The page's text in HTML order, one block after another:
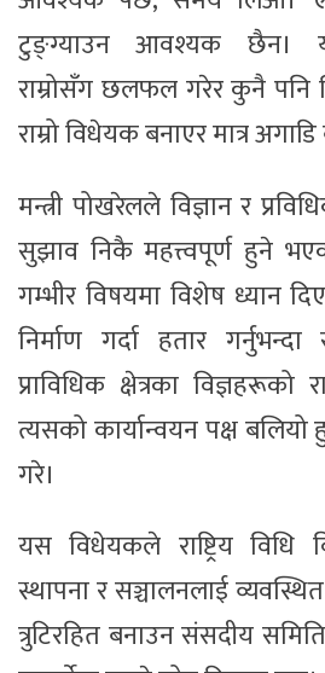
टुङ्ग्याउन आवश्यक छैन।
राम्रोसँग छलफल गरेर कुनै पनि
राम्रो विधेयक बनाएर मात्र
मन्त्री पोखरेलले विज्ञान र
सुझाव निकै महत्त्वपूर्ण हुने
गम्भीर विषयमा विशेष ध्यान
निर्माण गर्दा हतार
प्राविधिक क्षेत्रका
त्यसको कार्यान्वयन पक्ष बलियो
गरे।
यस विधेयकले राष्ट्रिय विधि
स्थापना र सञ्चालनलाई
त्रुटिरहित बनाउन संसदीय